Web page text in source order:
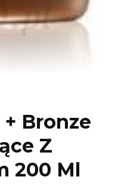
Bronze
Z
200 Ml